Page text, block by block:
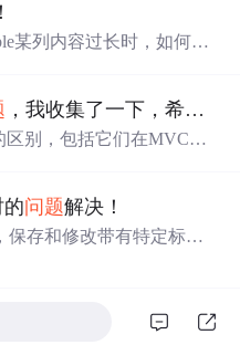
某列内容过长时，如何通
，我收集了一下，希望对大家有点用！
区别，包括它们在MVC模
问题解决！
保存和修改带有特定标签